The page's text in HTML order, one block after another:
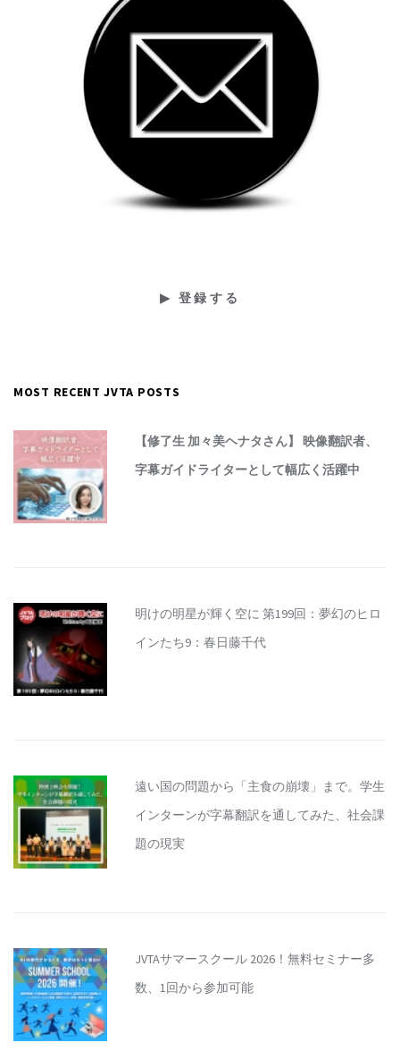
MOST RECENT JVTA POSTS
【修了生 加々美ヘナタさん】 映像翻訳者、
字幕ガイドライターとして幅広く活躍中
明けの明星が輝く空に 第199回：夢幻のヒロ
インたち9：春日藤千代
遠い国の問題から「主食の崩壊」まで。学生
インターンが字幕翻訳を通してみた、社会課
題の現実
JVTAサマースクール 2026！無料セミナー多
数、1回から参加可能